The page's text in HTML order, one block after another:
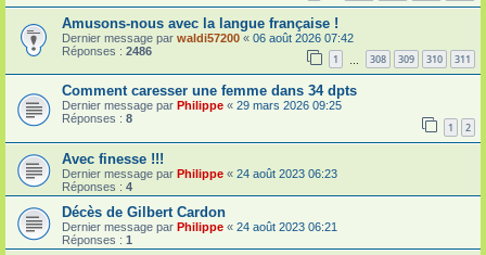
Amusons-nous avec la langue française !
Dernier message par waldi57200 « 06 août 2026 07:42
Réponses : 2486
1 308 309 310 311
Comment caresser une femme dans 34 dpts
Dernier message par Philippe « 29 mars 2026 09:25
Réponses : 8
1 2
Avec finesse !!!
Dernier message par Philippe « 24 août 2023 06:23
Réponses : 4
Décès de Gilbert Cardon
Dernier message par Philippe « 24 août 2023 06:21
Réponses : 1